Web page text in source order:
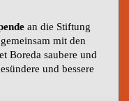
an die Stiftung
mit den
Boreda saubere und
und bessere